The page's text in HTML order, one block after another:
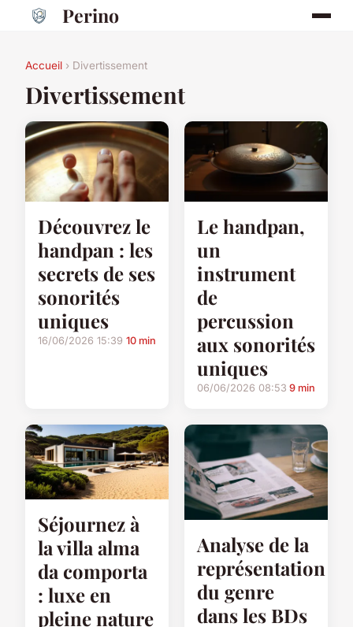
Perino
Accueil › Divertissement
Divertissement
Découvrez le
handpan : les
secrets de ses
sonorités
uniques
16/06/2026 15:39 10 min
Le handpan,
un
instrument
de
percussion
aux sonorités
uniques
06/06/2026 08:53 9 min
Séjournez à
la villa alma
da comporta
: luxe en
pleine nature
Analyse de la
représentation
du genre
dans les BDs